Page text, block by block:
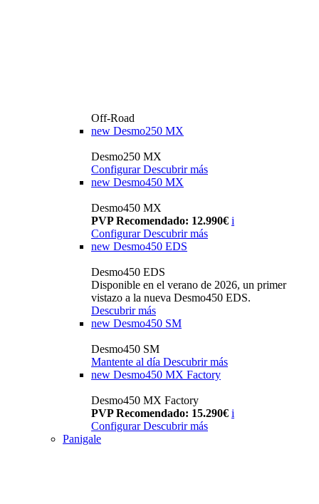
Off-Road
new Desmo250 MX
Desmo250 MX
Configurar Descubrir más
new Desmo450 MX
Desmo450 MX
PVP Recomendado: 12.990€ i
Configurar Descubrir más
new Desmo450 EDS
Desmo450 EDS
Disponible en el verano de 2026, un primer
vistazo a la nueva Desmo450 EDS.
Descubrir más
new Desmo450 SM
Desmo450 SM
Mantente al día Descubrir más
new Desmo450 MX Factory
Desmo450 MX Factory
PVP Recomendado: 15.290€ i
Configurar Descubrir más
Panigale